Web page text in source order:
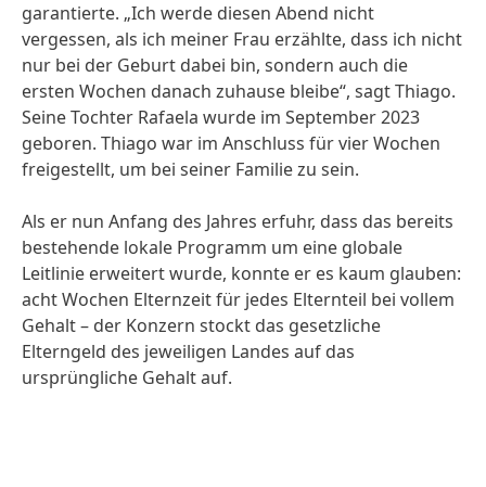
garantierte. „Ich werde diesen Abend nicht
vergessen, als ich meiner Frau erzählte, dass ich nicht
nur bei der Geburt dabei bin, sondern auch die
ersten Wochen danach zuhause bleibe“, sagt Thiago.
Seine Tochter Rafaela wurde im September 2023
geboren. Thiago war im Anschluss für vier Wochen
freigestellt, um bei seiner Familie zu sein.
Als er nun Anfang des Jahres erfuhr, dass das bereits
bestehende lokale Programm um eine globale
Leitlinie erweitert wurde, konnte er es kaum glauben:
acht Wochen Elternzeit für jedes Elternteil bei vollem
Gehalt – der Konzern stockt das gesetzliche
Elterngeld des jeweiligen Landes auf das
ursprüngliche Gehalt auf.